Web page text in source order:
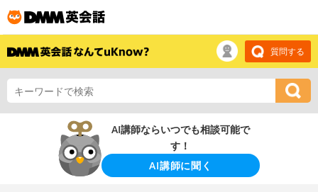
質問する
AI講師ならいつでも相談可能で
す！
AI講師に聞く